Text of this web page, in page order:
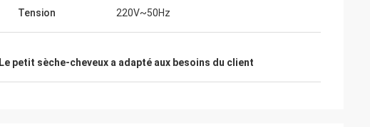
Tension 220V~50Hz
Le petit sèche-cheveux a adapté aux besoins du client